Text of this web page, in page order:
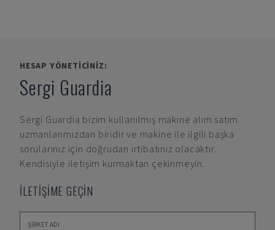
HESAP YÖNETICINIZ:
Sergi Guardia
Sergi Guardia bizim kullanılmış makine alım satım
uzmanlarımızdan biridir ve makine ile ilgili başka
sorularınız için doğrudan irtibatınız olacaktır.
Kendisiyle iletişim kurmaktan çekinmeyin.
İLETİŞİME GEÇİN